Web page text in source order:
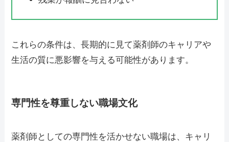
これらの条件は、長期的に見て薬剤師のキャリアや
生活の質に悪影響を与える可能性があります。
専門性を尊重しない職場文化
薬剤師としての専門性を活かせない職場は、キャリ